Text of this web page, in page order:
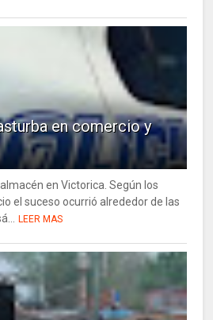
en comercio y
en Victorica. Según los
el suceso ocurrió alrededor de las
LEER MAS